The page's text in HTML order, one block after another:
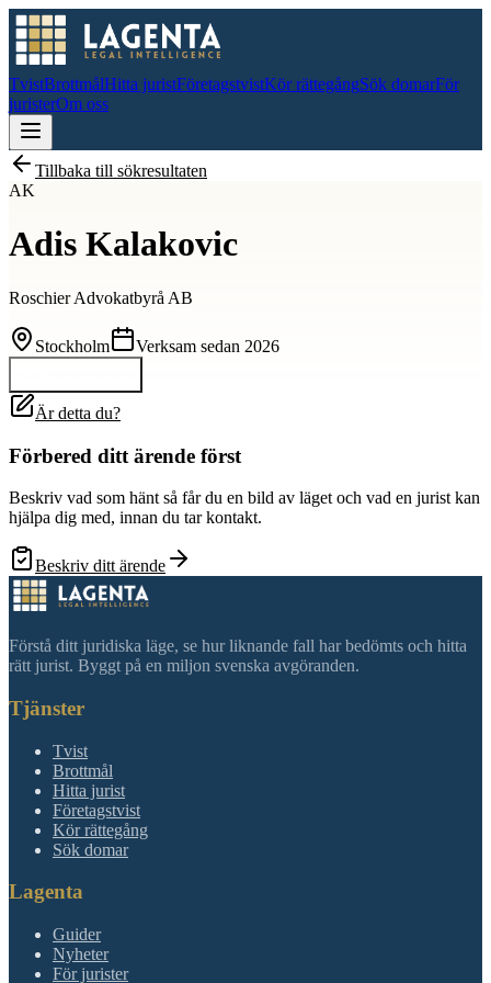
TvistBrottmålHitta juristFöretagstvistKör rättegångSök domarFör
juristerOm oss
Tillbaka till sökresultaten
AK
Adis Kalakovic
Roschier Advokatbyrå AB
Stockholm Verksam sedan 2026
Är detta du?
Förbered ditt ärende först
Beskriv vad som hänt så får du en bild av läget och vad en jurist kan
hjälpa dig med, innan du tar kontakt.
Beskriv ditt ärende
Förstå ditt juridiska läge, se hur liknande fall har bedömts och hitta
rätt jurist. Byggt på en miljon svenska avgöranden.
Tjänster
Tvist
Brottmål
Hitta jurist
Företagstvist
Kör rättegång
Sök domar
Lagenta
Guider
Nyheter
För jurister